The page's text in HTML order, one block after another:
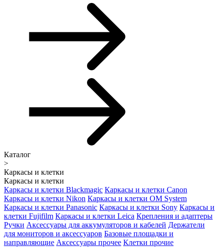
Каталог
>
Каркасы и клетки
Каркасы и клетки
Каркасы и клетки Blackmagic Каркасы и клетки Canon
Каркасы и клетки Nikon Каркасы и клетки OM System
Каркасы и клетки Panasonic Каркасы и клетки Sony Каркасы и
клетки Fujifilm Каркасы и клетки Leica Крепления и адаптеры
Ручки Аксессуары для аккумуляторов и кабелей Держатели
для мониторов и аксессуаров Базовые площадки и
направляющие Аксессуары прочее Клетки прочие